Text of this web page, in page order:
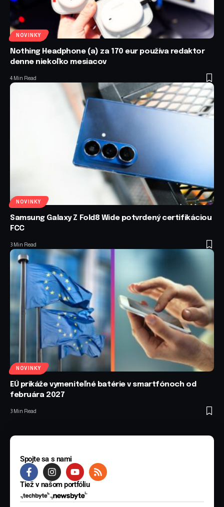
NOVINKY
Nothing Headphone (a) za 170 eur používa redaktor
denne niekoľko mesiacov
4 Min Read
NOVINKY
Samsung Galaxy Z Fold8 Wide potvrdený certifikáciou
FCC
3 Min Read
NOVINKY
EÚ prikáže vymeniteľné batérie v smartfónoch od
februára 2027
3 Min Read
Spojte sa s nami
Tiež v našom portfóliu